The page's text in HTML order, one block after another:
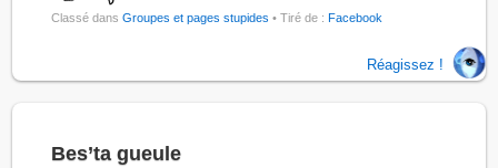
Classé dansGroupes et pages stupides • Tiré de : Facebook
Réagissez !
Bes’ta gueule